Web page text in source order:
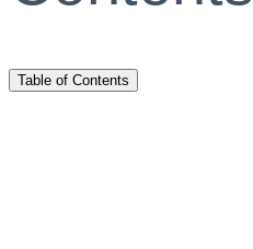
Table of Contents